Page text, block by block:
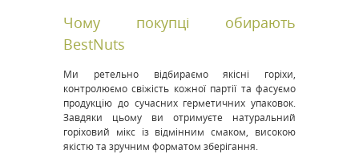
Чому покупці обирають
BestNuts
Ми ретельно відбираємо якісні горіхи,
контролюємо свіжість кожної партії та фасуємо
продукцію до сучасних герметичних упаковок.
Завдяки цьому ви отримуєте натуральний
горіховий мікс із відмінним смаком, високою
якістю та зручним форматом зберігання.